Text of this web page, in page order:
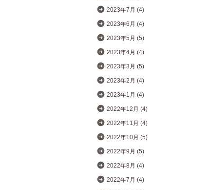
2023年7月 (4)
2023年6月 (4)
2023年5月 (5)
2023年4月 (4)
2023年3月 (5)
2023年2月 (4)
2023年1月 (4)
2022年12月 (4)
2022年11月 (4)
2022年10月 (5)
2022年9月 (5)
2022年8月 (4)
2022年7月 (4)